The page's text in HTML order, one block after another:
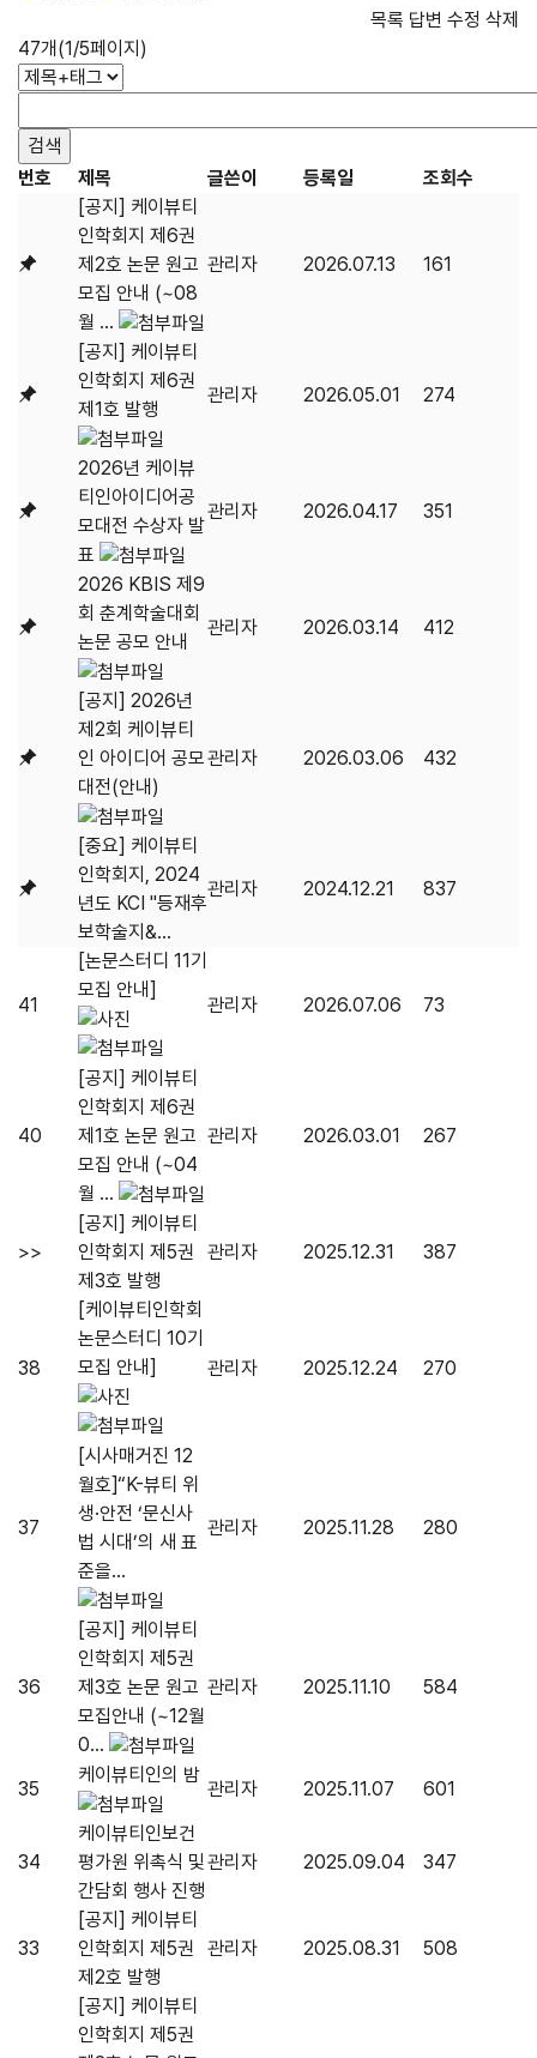
목록 답변 수정 삭제
47개(1/5페이지)
번호 제목 글쓴이 등록일
조회수
[공지] 케이뷰티
인학회지 제6권
제2호 논문 원고
모집 안내 (~08
월 ...
관리자 2026.07.13 161
[공지] 케이뷰티
인학회지 제6권
제1호 발행
관리자 2026.05.01 274
2026년 케이뷰
티인아이디어공
모대전 수상자 발
표
관리자 2026.04.17 351
2026 KBIS 제9
회 춘계학술대회
논문 공모 안내
관리자 2026.03.14 412
[공지] 2026년
제2회 케이뷰티
인 아이디어 공모
대전(안내)
관리자 2026.03.06 432
[중요] 케이뷰티
인학회지, 2024
년도 KCI "등재후
보학술지&...
관리자 2024.12.21 837
41
[논문스터디 11기
모집 안내]
관리자 2026.07.06 73
40
[공지] 케이뷰티
인학회지 제6권
제1호 논문 원고
모집 안내 (~04
월 ...
관리자 2026.03.01 267
>>
[공지] 케이뷰티
인학회지 제5권
제3호 발행
관리자 2025.12.31 387
38
[케이뷰티인학회
논문스터디 10기
모집 안내]
관리자 2025.12.24 270
37
[시사매거진 12
월호]“K-뷰티 위
생·안전 ‘문신사
법 시대’의 새 표
준을...
관리자 2025.11.28 280
36
[공지] 케이뷰티
인학회지 제5권
제3호 논문 원고
모집안내 (~12월
0...
관리자 2025.11.10 584
35
케이뷰티인의 밤
관리자 2025.11.07 601
34
케이뷰티인보건
평가원 위촉식 및
간담회 행사 진행
관리자 2025.09.04 347
33
[공지] 케이뷰티
인학회지 제5권
제2호 발행
관리자 2025.08.31 508
[공지] 케이뷰티
인학회지 제5권